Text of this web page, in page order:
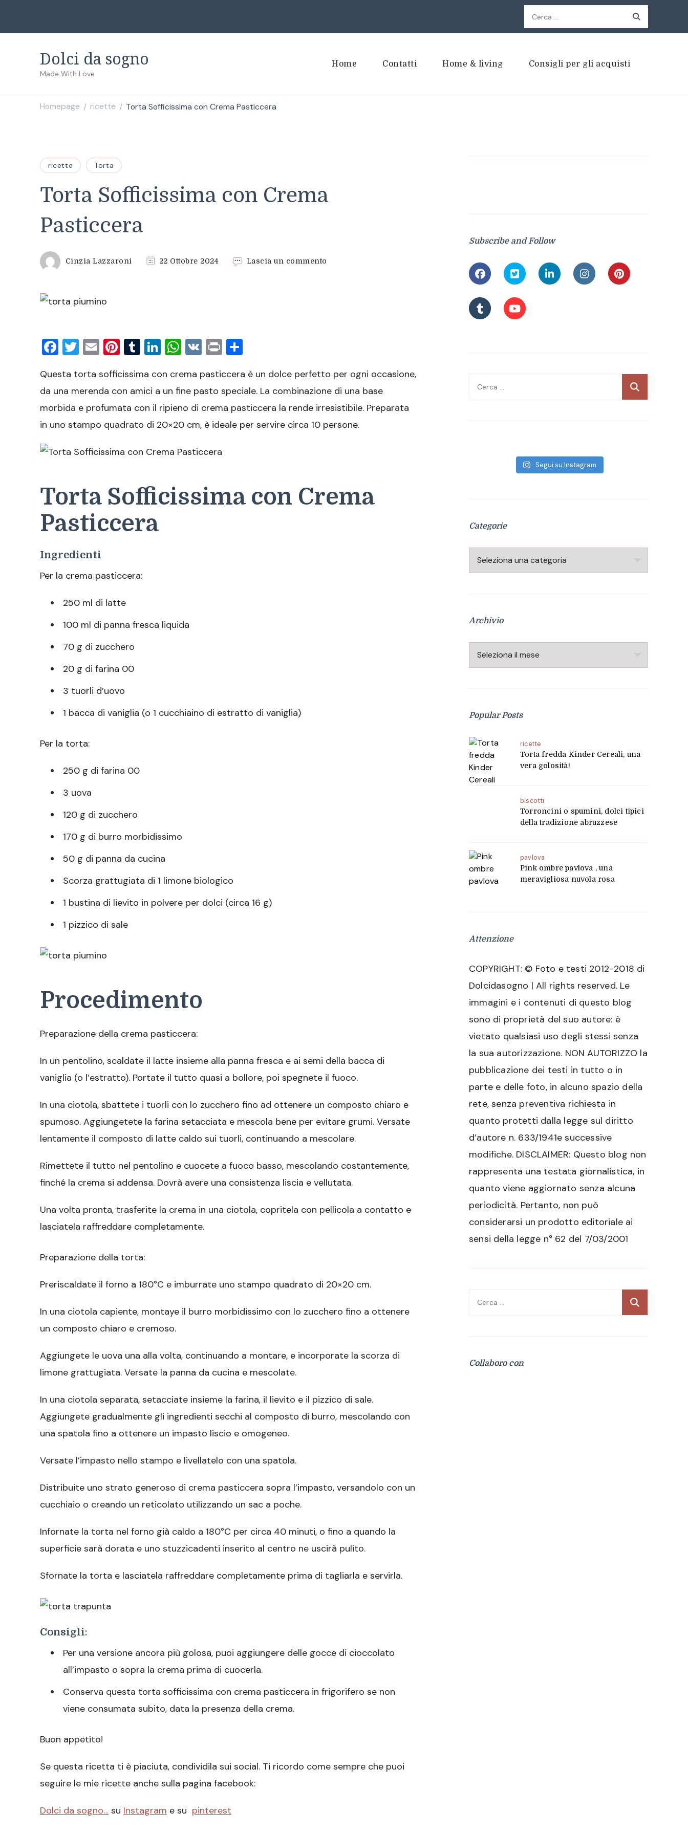
Ricerca
per:
Dolci da sogno
Made With Love
Home Contatti Home & living Consigli per gli acquisti
Homepage / ricette / Torta Sofficissima con Crema Pasticcera
ricette Torta
Torta Sofficissima con Crema
Pasticcera
Cinzia Lazzaroni 22 Ottobre 2024 Lascia un commento
Facebook
Twitter
EmailPinterest
Tumblr
LinkedIn
WhatsApp
VK Print
Questa torta sofficissima con crema pasticcera è un dolce perfetto per ogni occasione,
da una merenda con amici a un fine pasto speciale. La combinazione di una base
morbida e profumata con il ripieno di crema pasticcera la rende irresistibile. Preparata
in uno stampo quadrato di 20×20 cm, è ideale per servire circa 10 persone.
Torta Sofficissima con Crema
Pasticcera
Ingredienti
Per la crema pasticcera:
250 ml di latte
100 ml di panna fresca liquida
70 g di zucchero
20 g di farina 00
3 tuorli d’uovo
1 bacca di vaniglia (o 1 cucchiaino di estratto di vaniglia)
Per la torta:
250 g di farina 00
3 uova
120 g di zucchero
170 g di burro morbidissimo
50 g di panna da cucina
Scorza grattugiata di 1 limone biologico
1 bustina di lievito in polvere per dolci (circa 16 g)
1 pizzico di sale
Procedimento
Preparazione della crema pasticcera:
In un pentolino, scaldate il latte insieme alla panna fresca e ai semi della bacca di
vaniglia (o l’estratto). Portate il tutto quasi a bollore, poi spegnete il fuoco.
In una ciotola, sbattete i tuorli con lo zucchero fino ad ottenere un composto chiaro e
spumoso. Aggiungetete la farina setacciata e mescola bene per evitare grumi. Versate
lentamente il composto di latte caldo sui tuorli, continuando a mescolare.
Rimettete il tutto nel pentolino e cuocete a fuoco basso, mescolando costantemente,
finché la crema si addensa. Dovrà avere una consistenza liscia e vellutata.
Una volta pronta, trasferite la crema in una ciotola, copritela con pellicola a contatto e
lasciatela raffreddare completamente.
Preparazione della torta:
Preriscaldate il forno a 180°C e imburrate uno stampo quadrato di 20×20 cm.
In una ciotola capiente, montaye il burro morbidissimo con lo zucchero fino a ottenere
un composto chiaro e cremoso.
Aggiungete le uova una alla volta, continuando a montare, e incorporate la scorza di
limone grattugiata. Versate la panna da cucina e mescolate.
In una ciotola separata, setacciate insieme la farina, il lievito e il pizzico di sale.
Aggiungete gradualmente gli ingredienti secchi al composto di burro, mescolando con
una spatola fino a ottenere un impasto liscio e omogeneo.
Versate l’impasto nello stampo e livellatelo con una spatola.
Distribuite uno strato generoso di crema pasticcera sopra l’impasto, versandolo con un
cucchiaio o creando un reticolato utilizzando un sac a poche.
Infornate la torta nel forno già caldo a 180°C per circa 40 minuti, o fino a quando la
superficie sarà dorata e uno stuzzicadenti inserito al centro ne uscirà pulito.
Sfornate la torta e lasciatela raffreddare completamente prima di tagliarla e servirla.
Consigli:
Per una versione ancora più golosa, puoi aggiungere delle gocce di cioccolato
all’impasto o sopra la crema prima di cuocerla.
Conserva questa torta sofficissima con crema pasticcera in frigorifero se non
viene consumata subito, data la presenza della crema.
Buon appetito!
Se questa ricetta ti è piaciuta, condividila sui social. Ti ricordo come sempre che puoi
seguire le mie ricette anche sulla pagina facebook:
Dolci da sogno… su Instagram e su pinterest
Subscribe and Follow
Ricerca
Segui su Instagram
Categorie
Categorie
Archivio
Archivio
Popular Posts
ricette
Torta fredda Kinder Cereali, una
vera golosità!
biscotti
Torroncini o spumini, dolci tipici
della tradizione abruzzese
pavlova
Pink ombre pavlova , una
meravigliosa nuvola rosa
Attenzione
COPYRIGHT: © Foto e testi 2012-2018 di
Dolcidasogno | All rights reserved. Le
immagini e i contenuti di questo blog
sono di proprietà del suo autore: è
vietato qualsiasi uso degli stessi senza
la sua autorizzazione. NON AUTORIZZO la
pubblicazione dei testi in tutto o in
parte e delle foto, in alcuno spazio della
rete, senza preventiva richiesta in
quanto protetti dalla legge sul diritto
d’autore n. 633/1941e successive
modifiche. DISCLAIMER: Questo blog non
rappresenta una testata giornalistica, in
quanto viene aggiornato senza alcuna
periodicità. Pertanto, non può
considerarsi un prodotto editoriale ai
sensi della legge n° 62 del 7/03/2001
Ricerca
Collaboro con